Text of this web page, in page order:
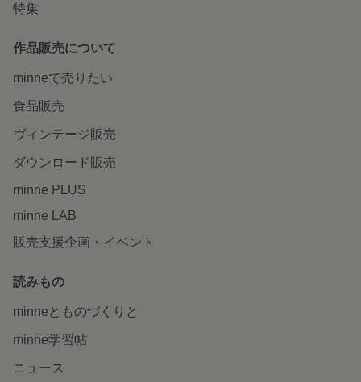
特集
作品販売について
minneで売りたい
食品販売
ヴィンテージ販売
ダウンロード販売
minne PLUS
minne LAB
販売支援企画・イベント
読みもの
minneとものづくりと
minne学習帖
ニュース